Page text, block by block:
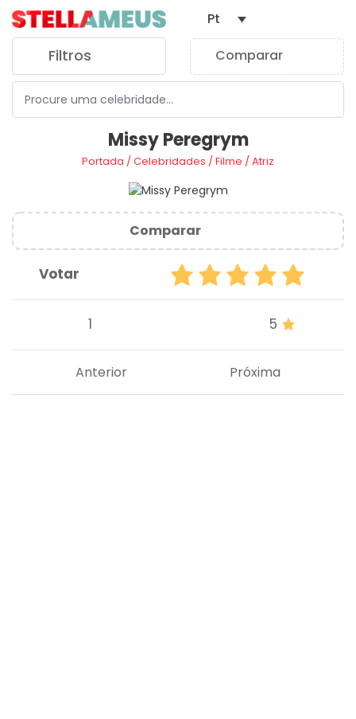
Filtros Comparar
Pt
Missy Peregrym
Portada /Celebridades /Filme /Atriz
Comparar
Votar
1 5
Próxima
Anterior